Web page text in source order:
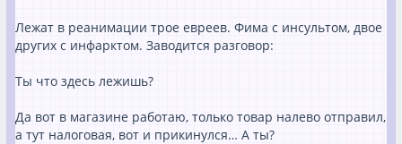
Лежат в реанимации трое евреев. Фима с инсультом, двое
других с инфарктом. Заводится разговор:
Ты что здесь лежишь?
Да вот в магазине работаю, только товар налево отправил,
а тут налоговая, вот и прикинулся… А ты?